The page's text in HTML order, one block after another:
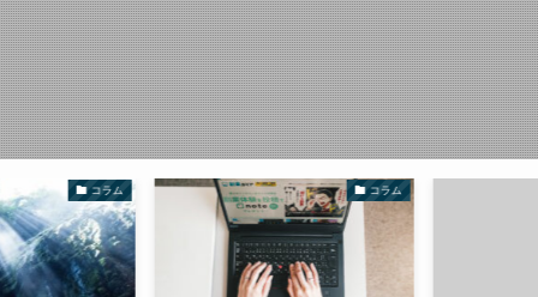
コラム コラム